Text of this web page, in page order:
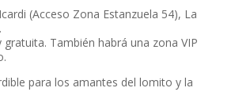
(Acceso Zona Estanzuela 54), La
gratuita. También habrá una zona VIP
para los amantes del lomito y la